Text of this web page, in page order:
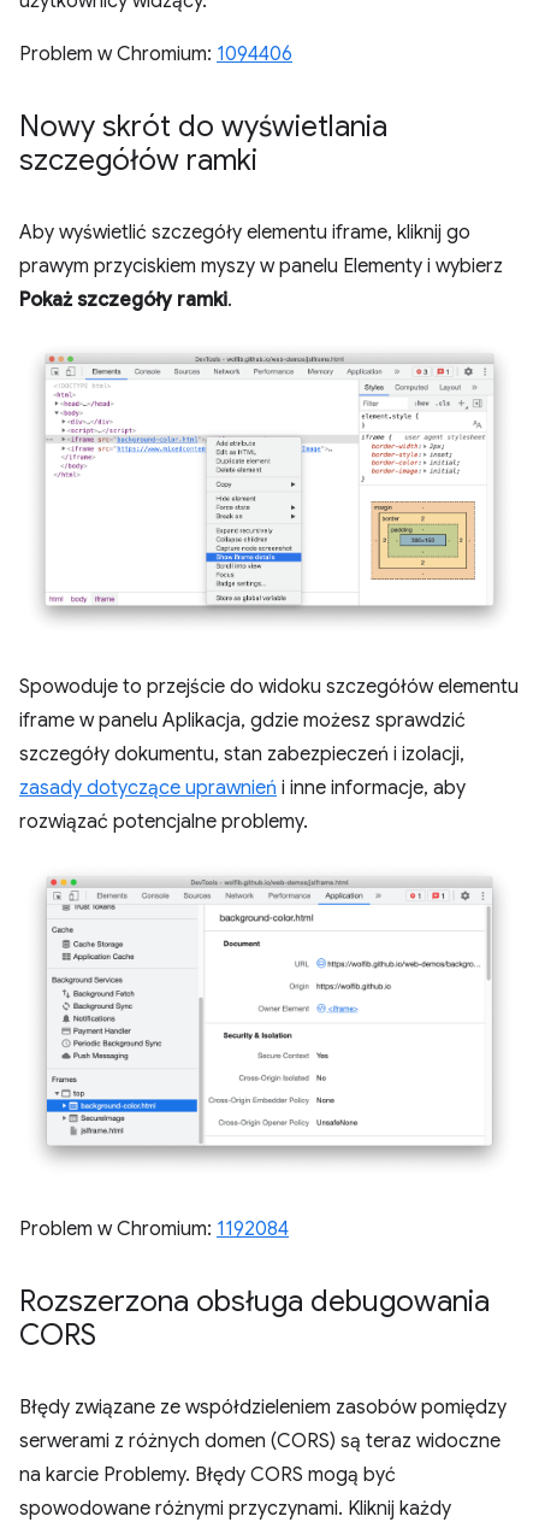
Problem w Chromium: 1094406
Nowy skrót do wyświetlania
szczegółów ramki
Aby wyświetlić szczegóły elementu iframe, kliknij go
prawym przyciskiem myszy w panelu Elementy i wybierz
Pokaż szczegóły ramki.
Spowoduje to przejście do widoku szczegółów elementu
iframe w panelu Aplikacja, gdzie możesz sprawdzić
szczegóły dokumentu, stan zabezpieczeń i izolacji,
zasady dotyczące uprawnień i inne informacje, aby
rozwiązać potencjalne problemy.
Problem w Chromium: 1192084
Rozszerzona obsługa debugowania
CORS
Błędy związane ze współdzieleniem zasobów pomiędzy
serwerami z różnych domen (CORS) są teraz widoczne
na karcie Problemy. Błędy CORS mogą być
spowodowane różnymi przyczynami. Kliknij każdy